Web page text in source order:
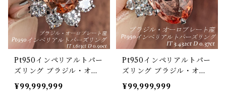
Pt950インペリアルトパー
ズリング ブラジル・オー
ロプレート産 インペリア
ルトパーズ 1.613ct ダイヤ
¥99,999,999
Pt950インペリアルトパー
ズリング ブラジル・オー
ロプレート産 インペリア
ルトパーズ 3.432ct ダイ
¥99,999,999